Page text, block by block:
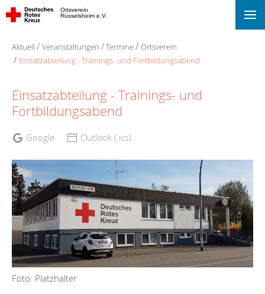
Ortsverein
Rüsselsheim e.V.
Aktuell Veranstaltungen Termine
Ortsverein
Einsatzabteilung - Trainings- und Fortbildungsabend
Einsatzabteilung - Trainings- und
Fortbildungsabend
Google Outlook (.ics)
Foto: Platzhalter